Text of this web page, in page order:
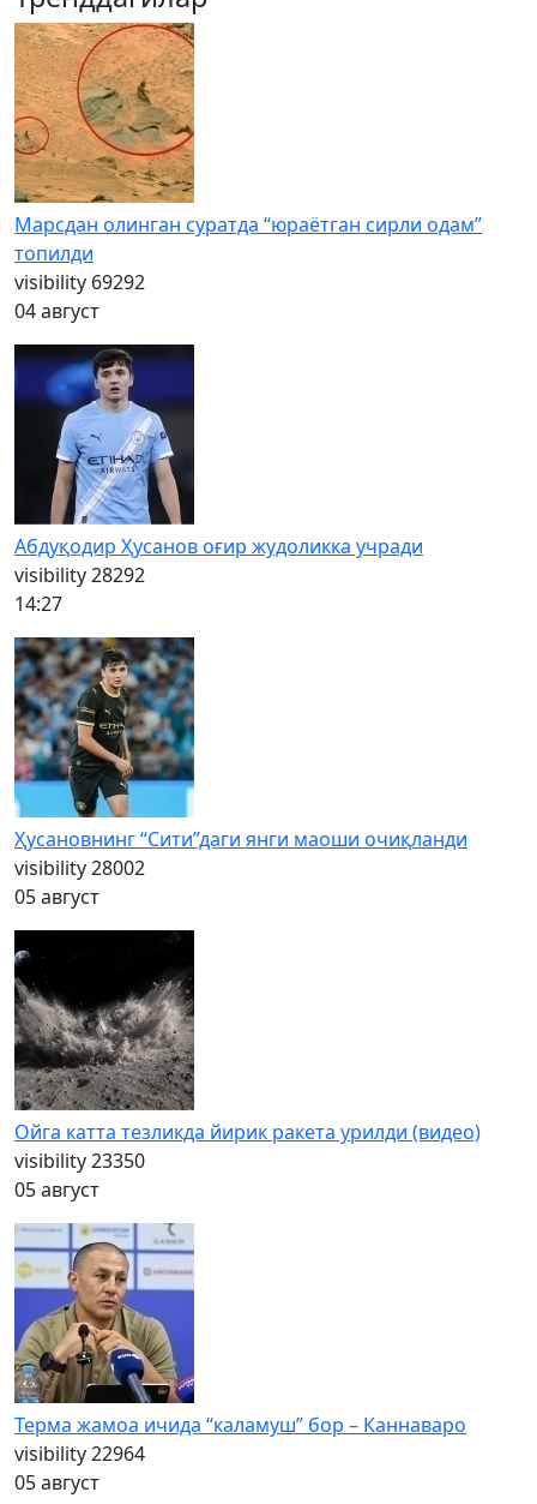
Марсдан олинган суратда “юраётган сирли одам”
топилди
visibility 69292
04 август
Абдуқодир Ҳусанов оғир жудоликка учради
visibility28292
14:27
Ҳусановнинг “Сити”даги янги маоши очиқланди
visibility28002
05 август
Ойга катта тезликда йирик ракета урилди (видео)
visibility23350
05 август
Терма жамоа ичида “каламуш” бор – Каннаваро
visibility22964
05 август